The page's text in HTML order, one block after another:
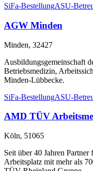
SiFa-BestellungASU-
AGW Minden
Minden, 32427
Ausbildungsgemeinschaft
Betriebsmedizin,
Minden-Lübbecke.
SiFa-BestellungASU-
AMD TÜV
Köln, 51065
Seit über 40 Jahren
Arbeitsplatz mit mehr als